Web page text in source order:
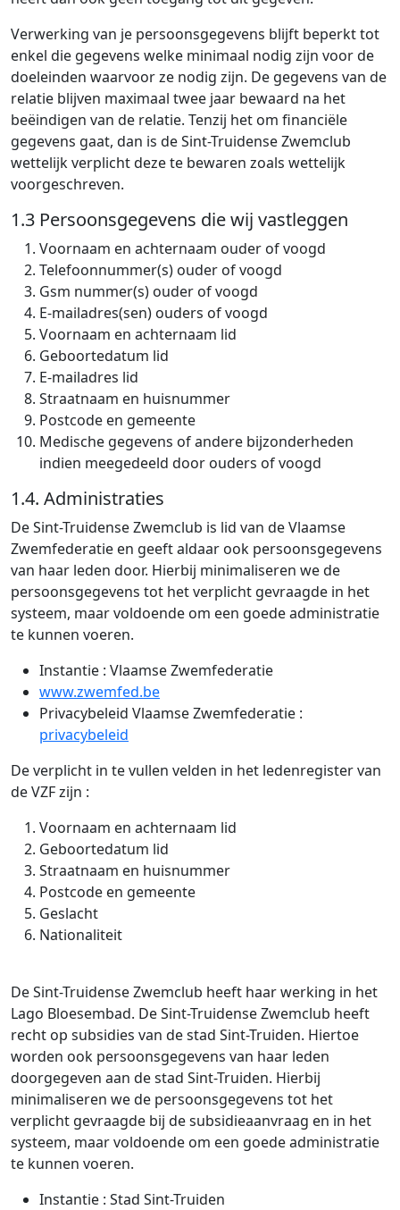
Verwerking van je persoonsgegevens blijft beperkt tot
enkel die gegevens welke minimaal nodig zijn voor de
doeleinden waarvoor ze nodig zijn. De gegevens van de
relatie blijven maximaal twee jaar bewaard na het
beëindigen van de relatie. Tenzij het om financiële
gegevens gaat, dan is de Sint-Truidense Zwemclub
wettelijk verplicht deze te bewaren zoals wettelijk
voorgeschreven.
1.3 Persoonsgegevens die wij vastleggen
Voornaam en achternaam ouder of voogd
Telefoonnummer(s) ouder of voogd
Gsm nummer(s) ouder of voogd
E-mailadres(sen) ouders of voogd
Voornaam en achternaam lid
Geboortedatum lid
E-mailadres lid
Straatnaam en huisnummer
Postcode en gemeente
Medische gegevens of andere bijzonderheden
indien meegedeeld door ouders of voogd
1.4. Administraties
De Sint-Truidense Zwemclub is lid van de Vlaamse
Zwemfederatie en geeft aldaar ook persoonsgegevens
van haar leden door. Hierbij minimaliseren we de
persoonsgegevens tot het verplicht gevraagde in het
systeem, maar voldoende om een goede administratie
te kunnen voeren.
Instantie : Vlaamse Zwemfederatie
www.zwemfed.be
Privacybeleid Vlaamse Zwemfederatie :
privacybeleid
De verplicht in te vullen velden in het ledenregister van
de VZF zijn :
Voornaam en achternaam lid
Geboortedatum lid
Straatnaam en huisnummer
Postcode en gemeente
Geslacht
Nationaliteit
De Sint-Truidense Zwemclub heeft haar werking in het
Lago Bloesembad. De Sint-Truidense Zwemclub heeft
recht op subsidies van de stad Sint-Truiden. Hiertoe
worden ook persoonsgegevens van haar leden
doorgegeven aan de stad Sint-Truiden. Hierbij
minimaliseren we de persoonsgegevens tot het
verplicht gevraagde bij de subsidieaanvraag en in het
systeem, maar voldoende om een goede administratie
te kunnen voeren.
Instantie : Stad Sint-Truiden